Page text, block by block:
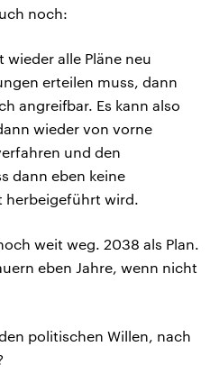
noch:
wieder alle Pläne neu
erteilen muss, dann
angreifbar. Es kann also
wieder von vorne
und den
dann eben keine
herbeigeführt wird.
weit weg. 2038 als Plan.
eben Jahre, wenn nicht
politischen Willen, nach